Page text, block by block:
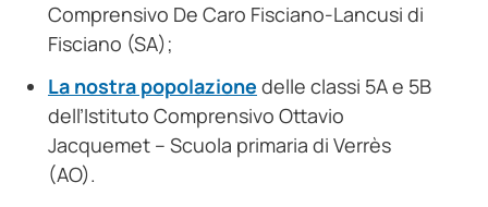
Comprensivo De Caro Fisciano-Lancusi di
Fisciano (SA);
La nostra popolazione delle classi 5A e 5B
dell’Istituto Comprensivo Ottavio
Jacquemet – Scuola primaria di Verrès
(AO).